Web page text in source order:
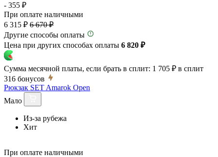
- 355 ₽
При оплате наличными
6 315 ₽ 6 670 ₽
Другие способы оплаты
Цена при других способах оплаты 6 820 ₽
Сумма месячной платы, если брать в сплит: 1 705 ₽ в сплит
316 бонусов
Рюкзак SET Amarok Open
Мало
Из-за рубежа
Хит
При оплате наличными